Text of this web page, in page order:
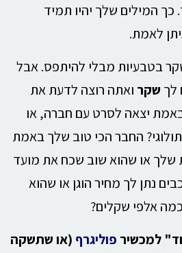
כך המילים שלך יהיו תמיד
לאמת.
בטבעיות מבלי להיתפס. אבל
לך שקר ואתה רוצה לדעת את
יצאה לסרט עם חברה, או
החבר הכי טוב שלך באמת
שלך או שהוא שוב שכח את מועד
נתן לך מחיר הוגן או שהוא
אלפי שקלים?
למכשיר פוליגרף (או שתשקה